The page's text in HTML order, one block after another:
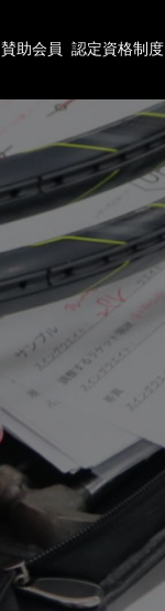
賛助会員 認定資格制度